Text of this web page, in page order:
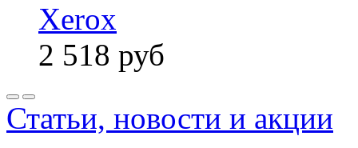
Xerox
2 518 руб
Статьи, новости и акции